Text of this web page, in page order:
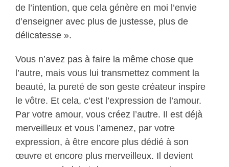
de l’intention, que cela génère en moi l’envie
d’enseigner avec plus de justesse, plus de
délicatesse ».
Vous n’avez pas à faire la même chose que
l’autre, mais vous lui transmettez comment la
beauté, la pureté de son geste créateur inspire
le vôtre. Et cela, c’est l’expression de l’amour.
Par votre amour, vous créez l’autre. Il est déjà
merveilleux et vous l’amenez, par votre
expression, à être encore plus dédié à son
œuvre et encore plus merveilleux. Il devient